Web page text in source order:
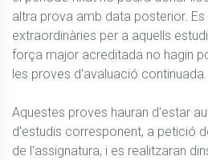
altra prova amb data posterior.
extraordinàries per a aquells
força major acreditada no hagin
les proves d'avaluació continuada.
Aquestes proves hauran d'estar
d'estudis corresponent, a petició
de l'assignatura, i es realitzaran